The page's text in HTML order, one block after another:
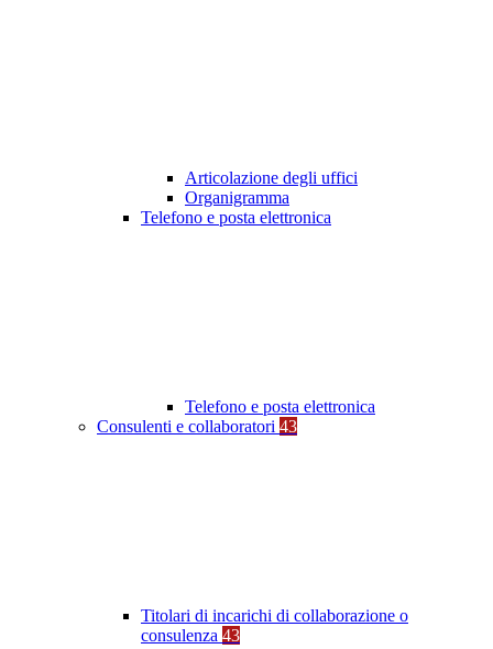
Articolazione degli uffici
Organigramma
Telefono e posta elettronica
Telefono e posta elettronica
Consulenti e collaboratori 43
Titolari di incarichi di collaborazione o
consulenza 43